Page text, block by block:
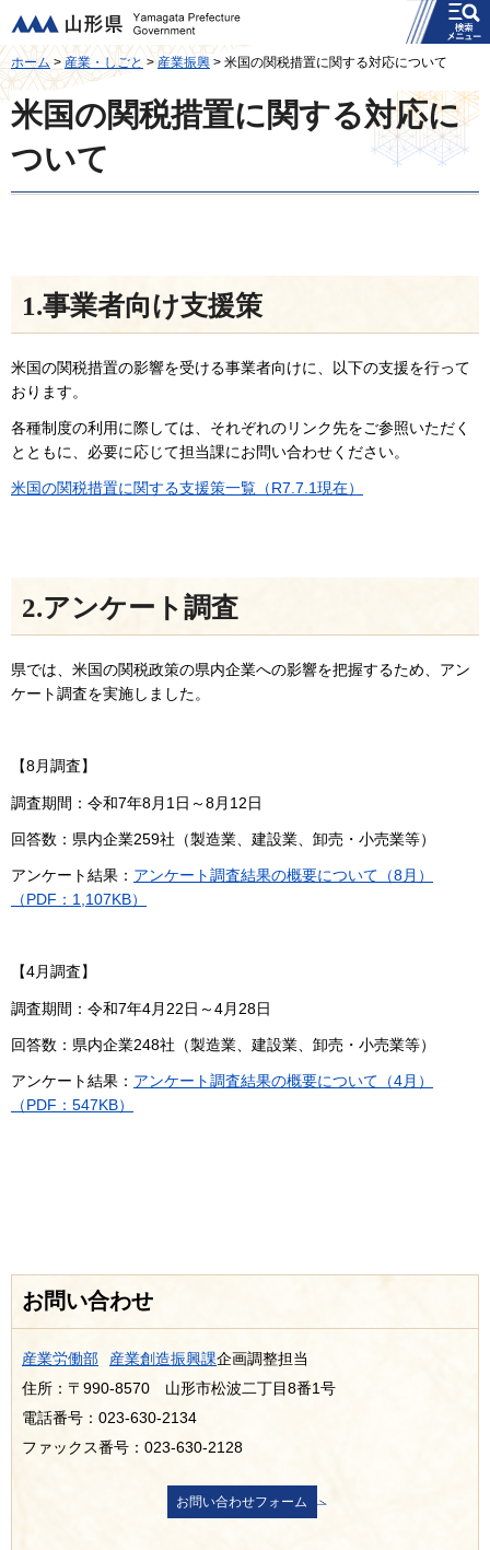
山形県
メニュー
ホーム>産業・しごと >産業振興 > 米国の関税措置に関する対応について
米国の関税措置に関する対応に
ついて
1.事業者向け支援策
米国の関税措置の影響を受ける事業者向けに、以下の支援を行って
おります。
各種制度の利用に際しては、それぞれのリンク先をご参照いただく
とともに、必要に応じて担当課にお問い合わせください。
米国の関税措置に関する支援策一覧（R7.7.1現在）
2.アンケート調査
県では、米国の関税政策の県内企業への影響を把握するため、アン
ケート調査を実施しました。
【8月調査】
調査期間：令和7年8月1日～8月12日
回答数：県内企業259社（製造業、建設業、卸売・小売業等）
アンケート結果： アンケート調査結果の概要について（8月）
（PDF：1,107KB）
【4月調査】
調査期間：令和7年4月22日～4月28日
回答数：県内企業248社（製造業、建設業、卸売・小売業等）
アンケート結果： アンケート調査結果の概要について（4月）
（PDF：547KB）
お問い合わせ
産業労働部 産業創造振興課企画調整担当
住所：〒990-8570 山形市松波二丁目8番1号
電話番号：023-630-2134
ファックス番号：023-630-2128